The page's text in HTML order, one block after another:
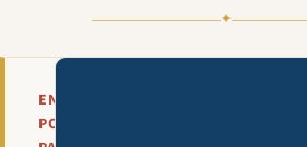
✦
EN
POCAS
Mira esta